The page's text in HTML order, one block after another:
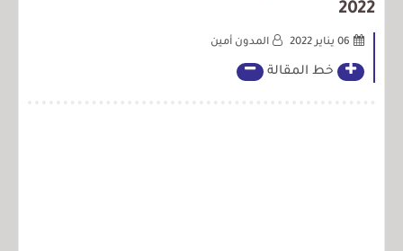
2022
06 يناير 2022 المدون أمين
خط المقالة